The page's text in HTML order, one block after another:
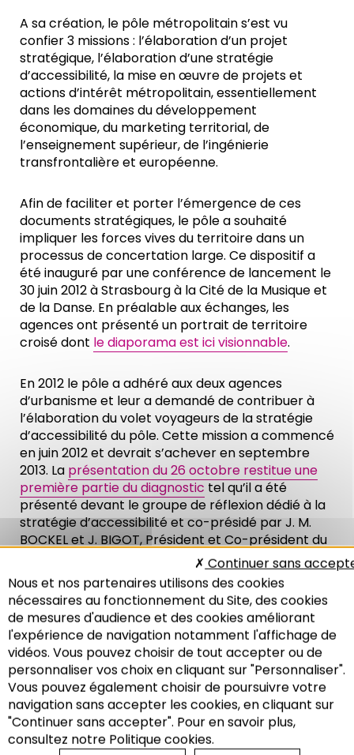
Recherche
A sa création, le pôle métropolitain s’est vu
confier 3 missions : l’élaboration d’un projet
stratégique, l’élaboration d’une stratégie
d’accessibilité, la mise en œuvre de projets et
actions d’intérêt métropolitain, essentiellement
dans les domaines du développement
économique, du marketing territorial, de
l’enseignement supérieur, de l’ingénierie
transfrontalière et européenne.
Afin de faciliter et porter l’émergence de ces
documents stratégiques, le pôle a souhaité
impliquer les forces vives du territoire dans un
processus de concertation large. Ce dispositif a
été inauguré par une conférence de lancement le
30 juin 2012 à Strasbourg à la Cité de la Musique et
de la Danse. En préalable aux échanges, les
agences ont présenté un portrait de territoire
croisé dont le diaporama est ici visionnable.
En 2012 le pôle a adhéré aux deux agences
d’urbanisme et leur a demandé de contribuer à
l’élaboration du volet voyageurs de la stratégie
d’accessibilité du pôle. Cette mission a commencé
en juin 2012 et devrait s’achever en septembre
2013. La présentation du 26 octobre restitue une
première partie du diagnostic tel qu’il a été
présenté devant le groupe de réflexion dédié à la
stratégie d’accessibilité et co-présidé par J. M.
BOCKEL et J. BIGOT, Président et Co-président du
MULHOUSE,STRASBOURG
Téléchargements
complémentaires
Nous et nos partenaires utilisons des cookies
nécessaires au fonctionnement du Site, des cookies
de mesures d'audience et des cookies améliorant
l'expérience de navigation notamment l'affichage de
vidéos. Vous pouvez choisir de tout accepter ou de
personnaliser vos choix en cliquant sur "Personnaliser".
Vous pouvez également choisir de poursuivre votre
navigation sans accepter les cookies, en cliquant sur
"Continuer sans accepter". Pour en savoir plus,
consultez notre Politique cookies.
Continuer sans